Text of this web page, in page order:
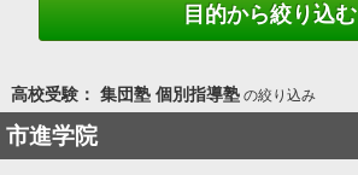
目的から絞り込む
高校受験： 集団塾 個別指導塾の絞り込み
市進学院